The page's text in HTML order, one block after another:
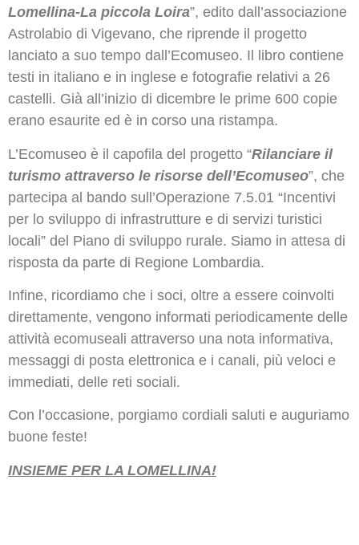
Lomellina-La piccola Loira”, edito dall’associazione
Astrolabio di Vigevano, che riprende il progetto
lanciato a suo tempo dall’Ecomuseo. Il libro contiene
testi in italiano e in inglese e fotografie relativi a 26
castelli. Già all’inizio di dicembre le prime 600 copie
erano esaurite ed è in corso una ristampa.
L’Ecomuseo è il capofila del progetto “Rilanciare il
turismo attraverso le risorse dell’Ecomuseo”, che
partecipa al bando sull’Operazione 7.5.01 “Incentivi
per lo sviluppo di infrastrutture e di servizi turistici
locali” del Piano di sviluppo rurale. Siamo in attesa di
risposta da parte di Regione Lombardia.
Infine, ricordiamo che i soci, oltre a essere coinvolti
direttamente, vengono informati periodicamente delle
attività ecomuseali attraverso una nota informativa,
messaggi di posta elettronica e i canali, più veloci e
immediati, delle reti sociali.
Con l’occasione, porgiamo cordiali saluti e auguriamo
buone feste!
INSIEME PER LA LOMELLINA!